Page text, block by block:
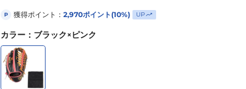
P 獲得ポイント： 2,970ポイント(10%) UP
カラー ： ブラック×ピンク